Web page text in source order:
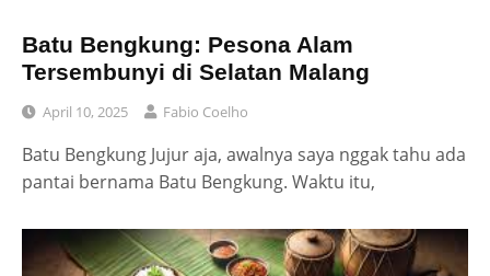
Batu Bengkung: Pesona Alam
Tersembunyi di Selatan Malang
April 10, 2025 Fabio Coelho
Batu Bengkung Jujur aja, awalnya saya nggak tahu ada
pantai bernama Batu Bengkung. Waktu itu,